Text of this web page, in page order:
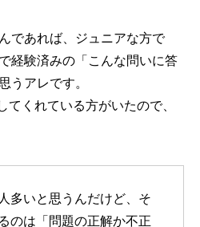
であれば、ジュニアな方で
経験済みの「こんな問いに答
うアレです。
てくれている方がいたので、
多いと思うんだけど、そ
のは「問題の正解か不正